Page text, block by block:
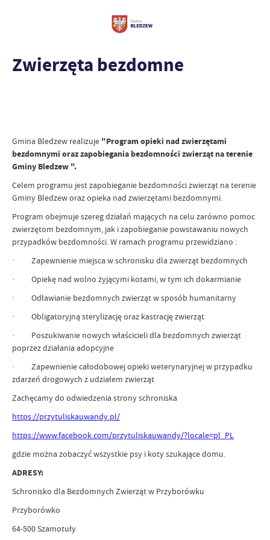
Zwierzęta bezdomne
Gmina Bledzew realizuje "Program opieki nad zwierzętami
bezdomnymi oraz zapobiegania bezdomności zwierząt na terenie
Gminy Bledzew ".
Celem programu jest zapobieganie bezdomności zwierząt na terenie
Gminy Bledzew oraz opieka nad zwierzętami bezdomnymi.
Program obejmuje szereg działań mających na celu zarówno pomoc
zwierzętom bezdomnym, jak i zapobieganie powstawaniu nowych
przypadków bezdomności. W ramach programu przewidziano :
· Zapewnienie miejsca w schronisku dla zwierząt bezdomnych
· Opiekę nad wolno żyjącymi kotami, w tym ich dokarmianie
· Odławianie bezdomnych zwierząt w sposób humanitarny
· Obligatoryjną sterylizację oraz kastrację zwierząt
· Poszukiwanie nowych właścicieli dla bezdomnych zwierząt
poprzez działania adopcyjne
· Zapewnienie całodobowej opieki weterynaryjnej w przypadku
zdarzeń drogowych z udziałem zwierząt
Zachęcamy do odwiedzenia strony schroniska
https://przytuliskauwandy.pl/
https://www.facebook.com/przytuliskauwandy/?locale=pl_PL
gdzie można zobaczyć wszystkie psy i koty szukające domu.
ADRESY:
Schronisko dla Bezdomnych Zwierząt w Przyborówku
Przyborówko
64-500 Szamotuły